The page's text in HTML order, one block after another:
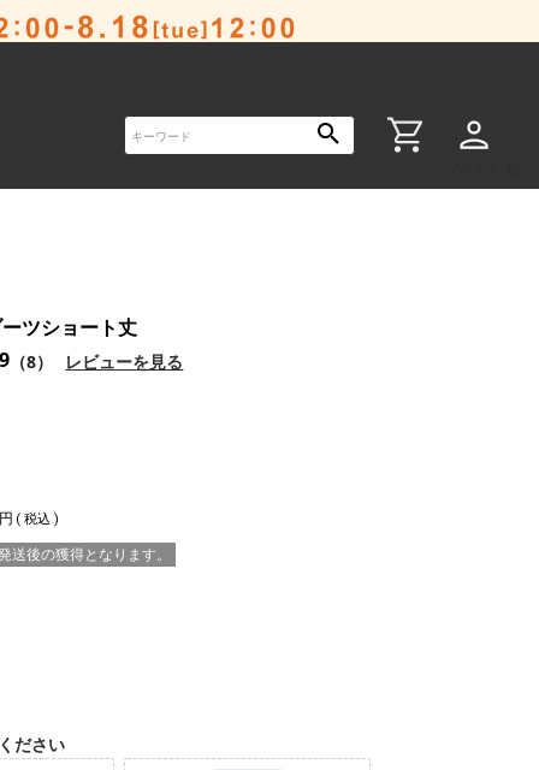
ツショート丈
（8） レビューを見る
税込
送後の獲得となります。
ださい